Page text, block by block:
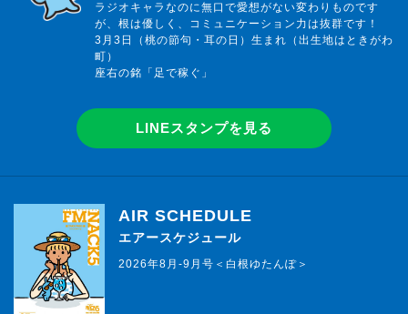
ラジオキャラなのに無口で愛想がない変わりものです
が、根は優しく、コミュニケーション力は抜群です！
3月3日（桃の節句・耳の日）生まれ（出生地はときがわ
町）
座右の銘「足で稼ぐ」
LINEスタンプを見る
AIR SCHEDULE
エアースケジュール
2026年8月-9月号＜白根ゆたんぽ＞